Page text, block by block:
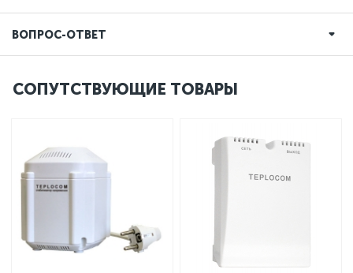
ВОПРОС-ОТВЕТ
СОПУТСТВУЮЩИЕ ТОВАРЫ